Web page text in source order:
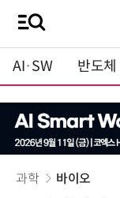
AI·SW 반도체
과학 바이오